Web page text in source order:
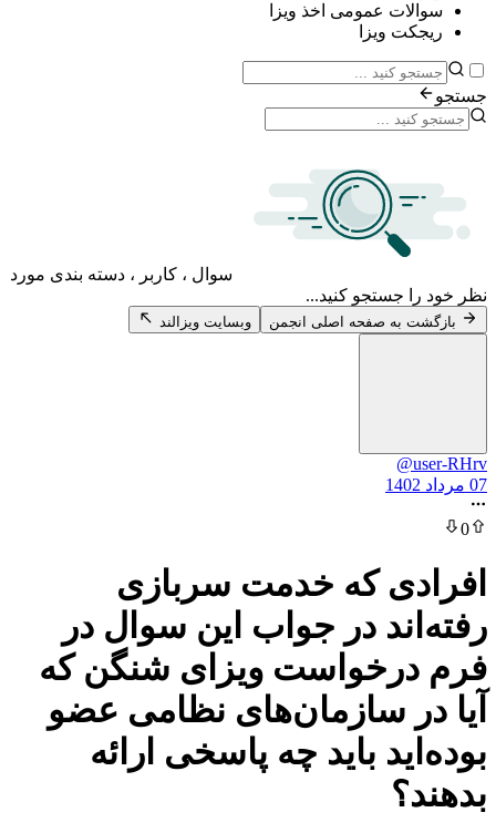
عمومی اخذ ویزا
ویزا
سوال ، کاربر ، دسته بندی مورد
جستجو کنید...
به صفحه اصلی انجمن وبسایت ویزالند
که خدمت سربازی
در جواب این سوال در
ویزای شنگن که
سازمان‌های نظامی عضو
باید چه پاسخی ارائه